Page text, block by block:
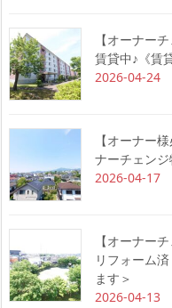
【オーナー
賃貸中♪《賃
2026-04-24
【オーナー
ナーチェン
2026-04-17
【オーナー
リフォーム
ます＞
2026-04-13